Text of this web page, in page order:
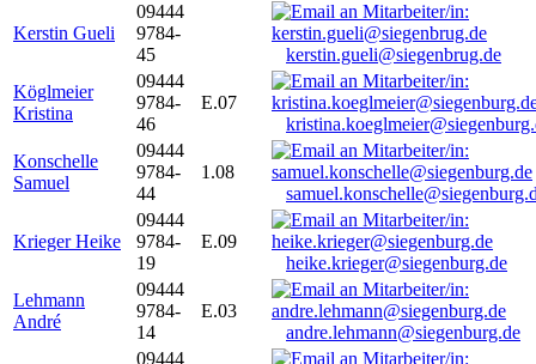
Kerstin Gueli
09444
9784-
45
kerstin.gueli@siegenbrug.de
Köglmeier
Kristina
09444
9784-
46
E.07
Konschelle
Samuel
09444
9784-
44
1.08
Krieger Heike
09444
9784-
19
E.09
heike.krieger@siegenburg.de
Lehmann
André
09444
9784-
14
E.03
andre.lehmann@siegenburg.de
09444